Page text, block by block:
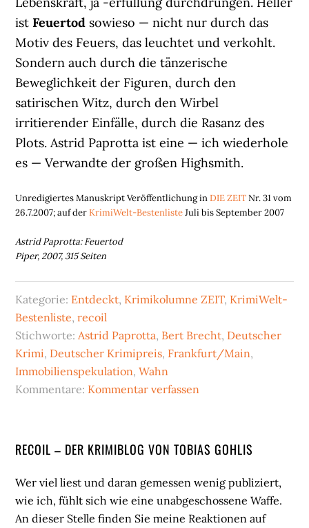
istFeuertod sowieso — nicht nur durch das
Motiv des Feuers, das leuchtet und verkohlt.
Sondern auch durch die tänzerische
Beweglichkeit der Figuren, durch den
satirischen Witz, durch den Wirbel
irritierender Einfälle, durch die Rasanz des
Plots. Astrid Paprotta ist eine — ich wiederhole
es — Verwandte der großen Highsmith.
Unredigiertes Manuskript Veröffentlichung inDIE ZEITNr. 31 vom
26.7.2007; auf derKrimiWelt-BestenlisteJuli bis September 2007
Astrid Paprotta: Feuertod
Piper, 2007, 315 Seiten
Kategorie: Entdeckt, Krimikolumne ZEIT, KrimiWelt-
Bestenliste,recoil
Stichworte: Astrid Paprotta, Bert Brecht, Deutscher
Krimi, Deutscher Krimipreis, Frankfurt/Main,
Immobilienspekulation,Wahn
Kommentare: Kommentar verfassen
Seitenspalte
RECOIL – DER KRIMIBLOG VON TOBIAS GOHLIS
Wer viel liest und daran gemessen wenig publiziert,
wie ich, fühlt sich wie eine unabgeschossene Waffe.
An dieser Stelle finden Sie meine Reaktionen auf